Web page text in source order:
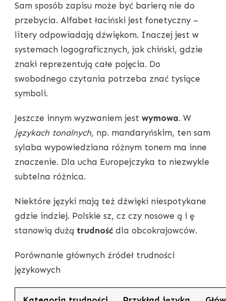
Sam sposób zapisu może być barierą nie do
przebycia. Alfabet łaciński jest fonetyczny –
litery odpowiadają dźwiękom. Inaczej jest w
systemach logograficznych, jak chiński, gdzie
znaki reprezentują całe pojęcia. Do
swobodnego czytania potrzeba znać tysiące
symboli.
Jeszcze innym wyzwaniem jest wymowa. W
językach tonalnych, np. mandaryńskim, ten sam
sylaba wypowiedziana różnym tonem ma inne
znaczenie. Dla ucha Europejczyka to niezwykle
subtelna różnica.
Niektóre języki mają też dźwięki niespotykane
gdzie indziej. Polskie sz, cz czy nosowe ą i ę
stanowią dużą trudność dla obcokrajowców.
Porównanie głównych źródeł trudności
językowych